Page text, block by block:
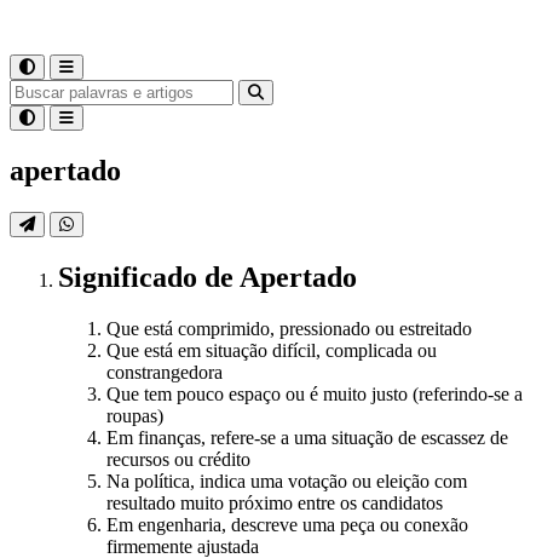
apertado
Significado de Apertado
Que está comprimido, pressionado ou estreitado
Que está em situação difícil, complicada ou
constrangedora
Que tem pouco espaço ou é muito justo (referindo-se a
roupas)
Em finanças, refere-se a uma situação de escassez de
recursos ou crédito
Na política, indica uma votação ou eleição com
resultado muito próximo entre os candidatos
Em engenharia, descreve uma peça ou conexão
firmemente ajustada